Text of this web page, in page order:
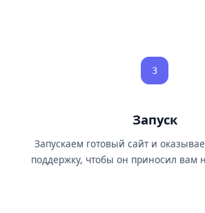
3
Запуск
Запускаем готовый сайт и
поддержку, чтобы он приносил вам